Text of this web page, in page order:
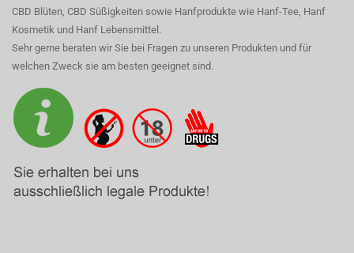
CBD Blüten, CBD Süßigkeiten sowie Hanfprodukte wie Hanf-Tee, Hanf
Kosmetik und Hanf Lebensmittel.
Sehr gerne beraten wir Sie bei Fragen zu unseren Produkten und für
welchen Zweck sie am besten geeignet sind.